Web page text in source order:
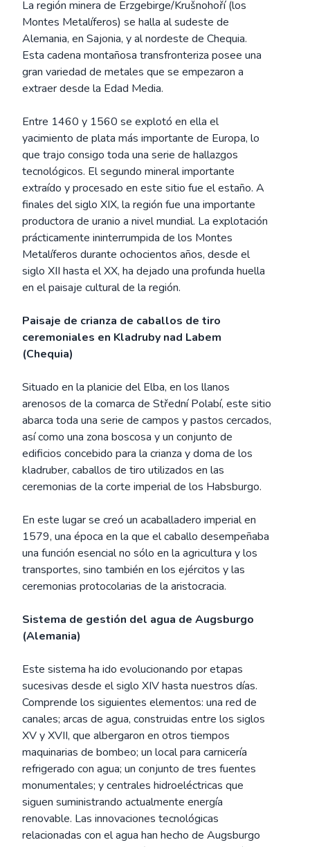
La región minera de Erzgebirge/Krušnohoří (los
Montes Metalíferos) se halla al sudeste de
Alemania, en Sajonia, y al nordeste de Chequia.
Esta cadena montañosa transfronteriza posee una
gran variedad de metales que se empezaron a
extraer desde la Edad Media.
Entre 1460 y 1560 se explotó en ella el
yacimiento de plata más importante de Europa, lo
que trajo consigo toda una serie de hallazgos
tecnológicos. El segundo mineral importante
extraído y procesado en este sitio fue el estaño. A
finales del siglo XIX, la región fue una importante
productora de uranio a nivel mundial. La explotación
prácticamente ininterrumpida de los Montes
Metalíferos durante ochocientos años, desde el
siglo XII hasta el XX, ha dejado una profunda huella
en el paisaje cultural de la región.
Paisaje de crianza de caballos de tiro
ceremoniales en Kladruby nad Labem
(Chequia)
Situado en la planicie del Elba, en los llanos
arenosos de la comarca de Střední Polabí, este sitio
abarca toda una serie de campos y pastos cercados,
así como una zona boscosa y un conjunto de
edificios concebido para la crianza y doma de los
kladruber, caballos de tiro utilizados en las
ceremonias de la corte imperial de los Habsburgo.
En este lugar se creó un acaballadero imperial en
1579, una época en la que el caballo desempeñaba
una función esencial no sólo en la agricultura y los
transportes, sino también en los ejércitos y las
ceremonias protocolarias de la aristocracia.
Sistema de gestión del agua de Augsburgo
(Alemania)
Este sistema ha ido evolucionando por etapas
sucesivas desde el siglo XIV hasta nuestros días.
Comprende los siguientes elementos: una red de
canales; arcas de agua, construidas entre los siglos
XV y XVII, que albergaron en otros tiempos
maquinarias de bombeo; un local para carnicería
refrigerado con agua; un conjunto de tres fuentes
monumentales; y centrales hidroeléctricas que
siguen suministrando actualmente energía
renovable. Las innovaciones tecnológicas
relacionadas con el agua han hecho de Augsburgo